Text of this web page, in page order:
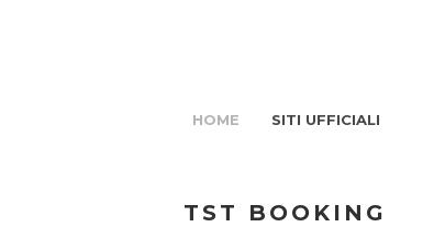
HOME SITI UFFICIALI
TST BOOKING